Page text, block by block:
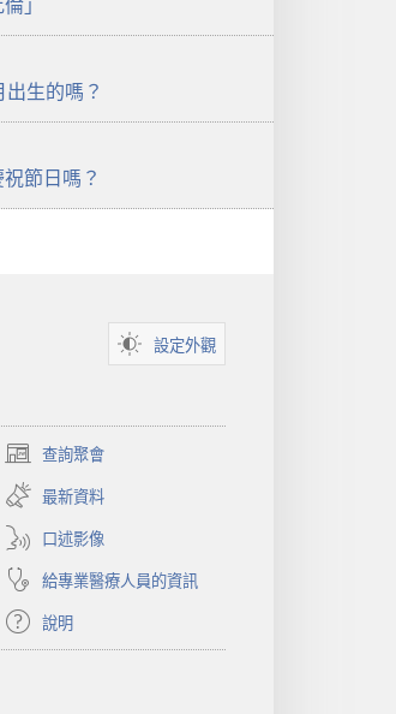
生的嗎？
節日嗎？
設定外觀
查詢聚會
（開
啟
新
視
窗）
最新資料
口述影像
給專業醫療人員的資訊
說明